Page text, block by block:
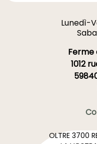
Lunedì-
Ferme
1012
OLTRE 3700